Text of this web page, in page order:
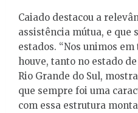
Caiado destacou a
assistência mútua, e que
estados. “Nos unimos
houve, tanto no estado
Rio Grande do Sul,
que sempre foi uma
com essa estrutura